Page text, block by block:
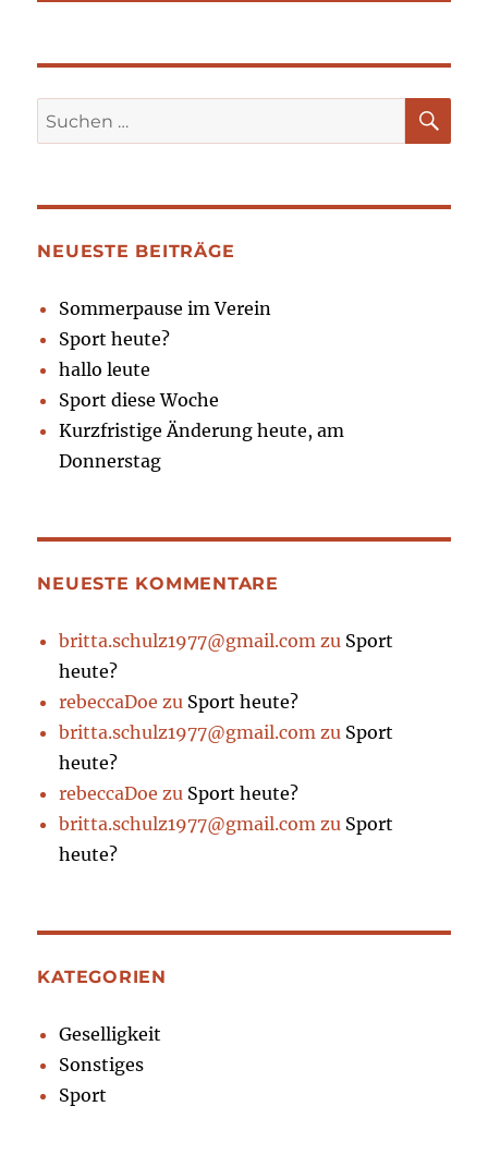
Suchen
nach:
NEUESTE BEITRÄGE
Sommerpause im Verein
Sport heute?
hallo leute
Sport diese Woche
Kurzfristige Änderung heute, am
Donnerstag
NEUESTE KOMMENTARE
britta.schulz1977@gmail.com zu Sport
heute?
rebeccaDoe zu Sport heute?
britta.schulz1977@gmail.com zu Sport
heute?
rebeccaDoe zu Sport heute?
britta.schulz1977@gmail.com zu Sport
heute?
KATEGORIEN
Geselligkeit
Sonstiges
Sport